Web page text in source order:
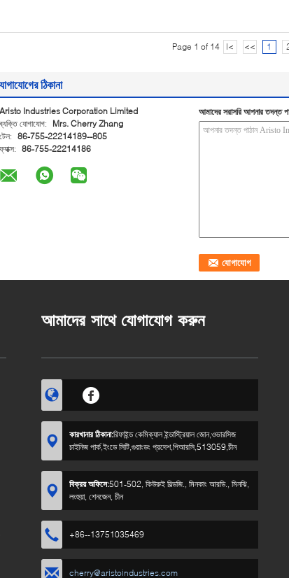
Page 1 of 14 |< << 1
ঠিকানা
Aristo Industries Corporation Limited
ব্যক্তি যোগাযোগ:
Mrs. Cherry Zhang
টেল: 86-755-22214189--805
ফ্যাক্স: 86-755-22214186
আমাদের সরাসরি আপনার তদন্ত
আমাদের সাথে যোগাযোগ করুন
কারখানার ঠিকানা:রিফাইন্ড কেমিক্যাল ইন্ডাস্ট্রিয়াল জোন,ওভারসিজ
চাইনিজ পার্ক,ইংডে সিটি,গুয়াংডং প্রদেশ,পিআরসি,513059,চীন
বিক্রয় অফিসে:501-502, কিউরুই বিল্ডজি., মিনকাং আরডি., মিনঝি,
লংহুয়া, শেনজেন, চীন
+86--13751035469
cherry@aristoindustries.com